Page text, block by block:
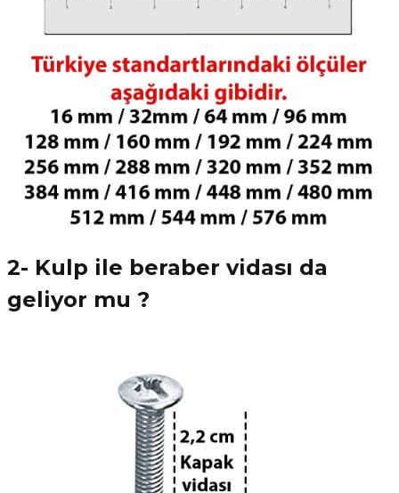
2- Kulp ile beraber vidası da
geliyor mu ?